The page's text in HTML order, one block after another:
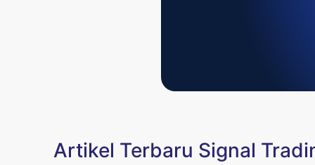
Artikel Terbaru Signal